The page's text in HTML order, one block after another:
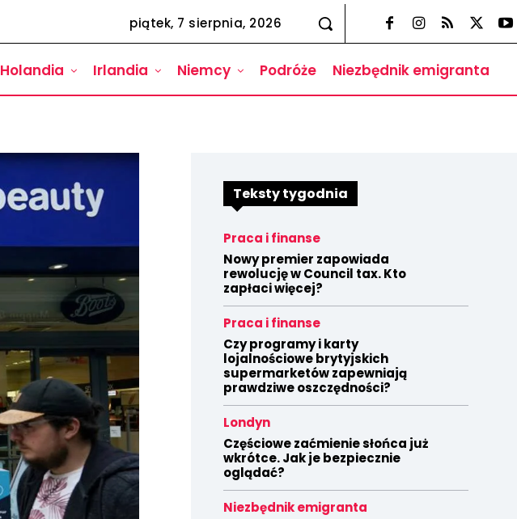
piątek, 7 sierpnia, 2026
Holandia Irlandia Niemcy Podróże Niezbędnik emigranta
Teksty tygodnia
Praca i finanse
Nowy premier zapowiada
rewolucję w Council tax. Kto
zapłaci więcej?
Praca i finanse
Czy programy i karty
lojalnościowe brytyjskich
supermarketów zapewniają
prawdziwe oszczędności?
Londyn
Częściowe zaćmienie słońca już
wkrótce. Jak je bezpiecznie
oglądać?
Niezbędnik emigranta